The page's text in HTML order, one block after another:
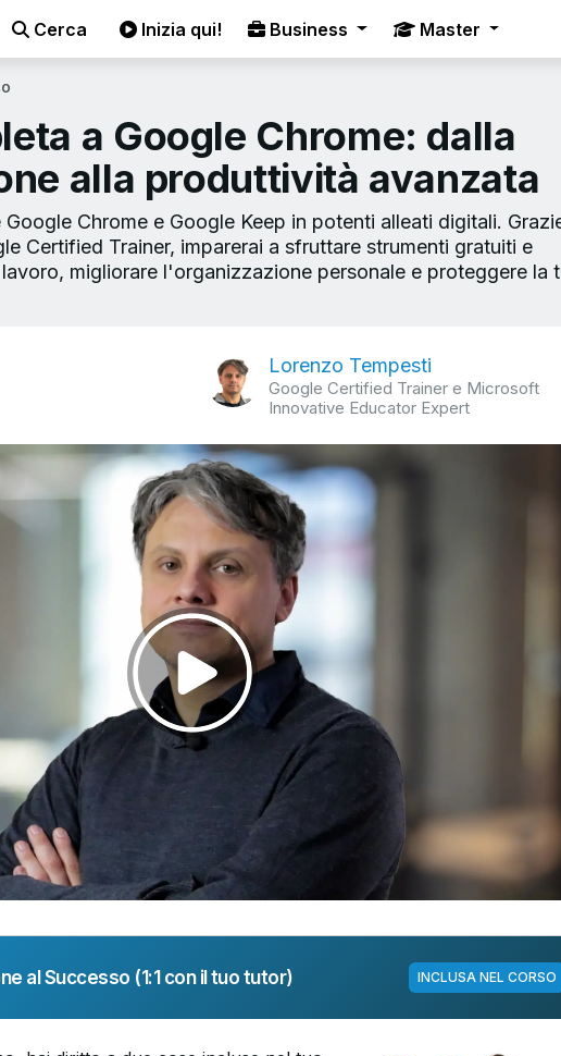
Cerca Inizia qui! Business Master
a Google Chrome: dalla
alla produttività avanzata
Chrome e Google Keep in potenti alleati digitali.
Certified Trainer, imparerai a sfruttare strumenti gratuiti e
migliorare l'organizzazione personale e proteggere la
Lorenzo Tempesti
Google Certified Trainer e Microsoft
Innovative Educator Expert
Riprodurre
il
video
al Successo (1:1 con il tuo tutor) INCLUSA NEL CORSO